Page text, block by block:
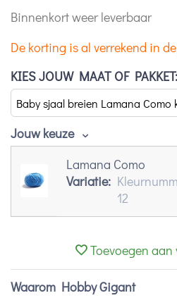
Binnenkort weer leverbaar
De korting is al verrekend in
KIES JOUW MAAT OF PAKKET:
Jouw keuze
Lamana Como
Variatie:
12
Toevoegen
Waarom Hobby Gigant